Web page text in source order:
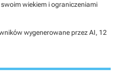
wiekiem i ograniczeniami
wygenerowane przez AI, 12